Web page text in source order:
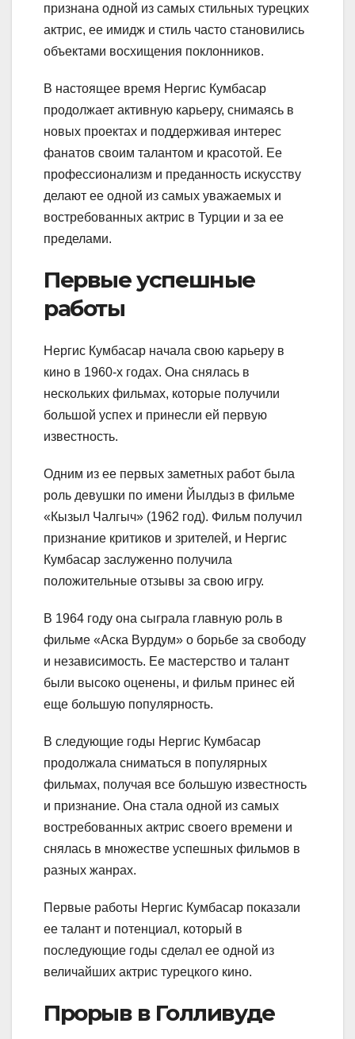
признана одной из самых стильных турецких
актрис, ее имидж и стиль часто становились
объектами восхищения поклонников.
В настоящее время Нергис Кумбасар
продолжает активную карьеру, снимаясь в
новых проектах и поддерживая интерес
фанатов своим талантом и красотой. Ее
профессионализм и преданность искусству
делают ее одной из самых уважаемых и
востребованных актрис в Турции и за ее
пределами.
Первые успешные
работы
Нергис Кумбасар начала свою карьеру в
кино в 1960-х годах. Она снялась в
нескольких фильмах, которые получили
большой успех и принесли ей первую
известность.
Одним из ее первых заметных работ была
роль девушки по имени Йылдыз в фильме
«Кызыл Чалгыч» (1962 год). Фильм получил
признание критиков и зрителей, и Нергис
Кумбасар заслуженно получила
положительные отзывы за свою игру.
В 1964 году она сыграла главную роль в
фильме «Аска Вурдум» о борьбе за свободу
и независимость. Ее мастерство и талант
были высоко оценены, и фильм принес ей
еще большую популярность.
В следующие годы Нергис Кумбасар
продолжала сниматься в популярных
фильмах, получая все большую известность
и признание. Она стала одной из самых
востребованных актрис своего времени и
снялась в множестве успешных фильмов в
разных жанрах.
Первые работы Нергис Кумбасар показали
ее талант и потенциал, который в
последующие годы сделал ее одной из
величайших актрис турецкого кино.
Прорыв в Голливуде